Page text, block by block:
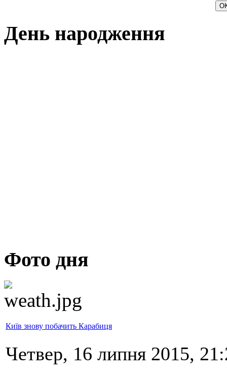
День народження
Фото дня
Київ знову побачить Карабиця
Четвер, 16 липня 2015,